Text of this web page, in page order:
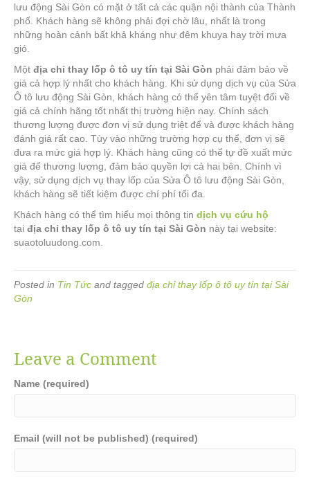
lưu động Sài Gòn có mặt ở tất cả các quận nội thành của Thành
phố. Khách hàng sẽ không phải đợi chờ lâu, nhất là trong
những hoàn cảnh bất khả kháng như đêm khuya hay trời mưa
gió.
Một địa chỉ thay lốp ô tô uy tín tại Sài Gòn phải đảm bảo về
giá cả hợp lý nhất cho khách hàng. Khi sử dụng dịch vụ của Sửa
Ô tô lưu động Sài Gòn, khách hàng có thể yên tâm tuyệt đối về
giá cả chính hãng tốt nhất thị trường hiện nay. Chính sách
thương lượng được đơn vị sử dụng triệt để và được khách hàng
đánh giá rất cao. Tùy vào những trường hợp cụ thể, đơn vị sẽ
đưa ra mức giá hợp lý. Khách hàng cũng có thể tự đề xuất mức
giá để thương lượng, đảm bảo quyền lợi cả hai bên. Chính vì
vậy, sử dụng dịch vụ thay lốp của Sửa Ô tô lưu động Sài Gòn,
khách hàng sẽ tiết kiệm được chí phí tối đa.
Khách hàng có thể tìm hiểu mọi thông tin dịch vụ cứu hộ
tại địa chỉ thay lốp ô tô uy tín tại Sài Gòn này tại website:
suaotoluudong.com.
Posted in Tin Tức and tagged địa chỉ thay lốp ô tô uy tín tại Sài
Gòn
Leave a Comment
Name (required)
Email (will not be published) (required)